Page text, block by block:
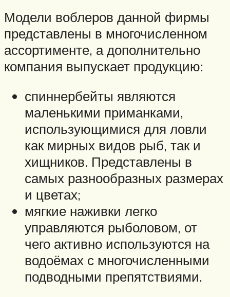
Модели воблеров данной фирмы
представлены в многочисленном
ассортименте, а дополнительно
компания выпускает продукцию:
спиннербейты являются
маленькими приманками,
использующимися для ловли
как мирных видов рыб, так и
хищников. Представлены в
самых разнообразных размерах
и цветах;
мягкие наживки легко
управляются рыболовом, от
чего активно используются на
водоёмах с многочисленными
подводными препятствиями.